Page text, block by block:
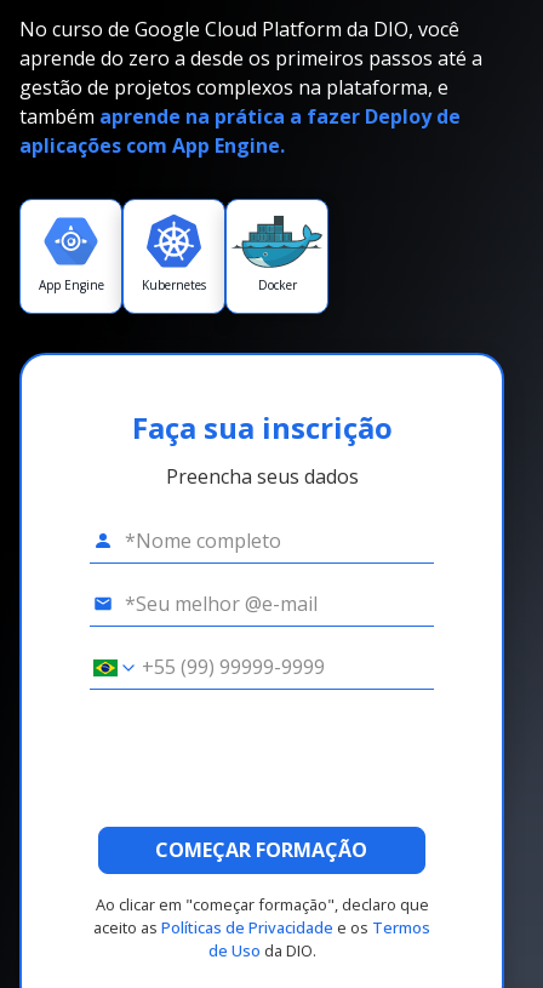
No curso de Google Cloud Platform da DIO, você
aprende do zero a desde os primeiros passos até a
gestão de projetos complexos na plataforma, e
também aprende na prática a fazer Deploy de
aplicações com App Engine.
App Engine Kubernetes Docker
Faça sua inscrição
Preencha seus dados
COMEÇAR FORMAÇÃO
Ao clicar em "começar formação", declaro que
aceito as Políticas de Privacidade e os Termos
de Uso da DIO.